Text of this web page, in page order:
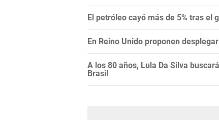
El petróleo cayó más de 5% tras el
En Reino Unido proponen
A los 80 años, Lula Da Silva
Brasil